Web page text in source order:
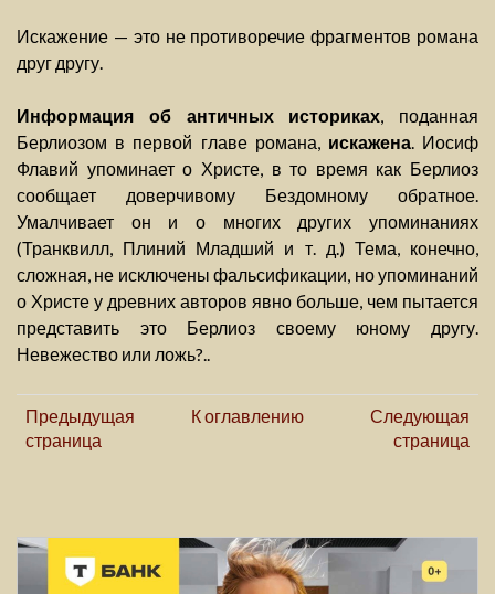
Искажение — это не противоречие фрагментов романа
друг другу.
Информация об античных историках, поданная
Берлиозом в первой главе романа, искажена. Иосиф
Флавий упоминает о Христе, в то время как Берлиоз
сообщает доверчивому Бездомному обратное.
Умалчивает он и о многих других упоминаниях
(Транквилл, Плиний Младший и т. д.) Тема, конечно,
сложная, не исключены фальсификации, но упоминаний
о Христе у древних авторов явно больше, чем пытается
представить это Берлиоз своему юному другу.
Невежество или ложь?..
Предыдущая
страница
К оглавлению
Следующая
страница